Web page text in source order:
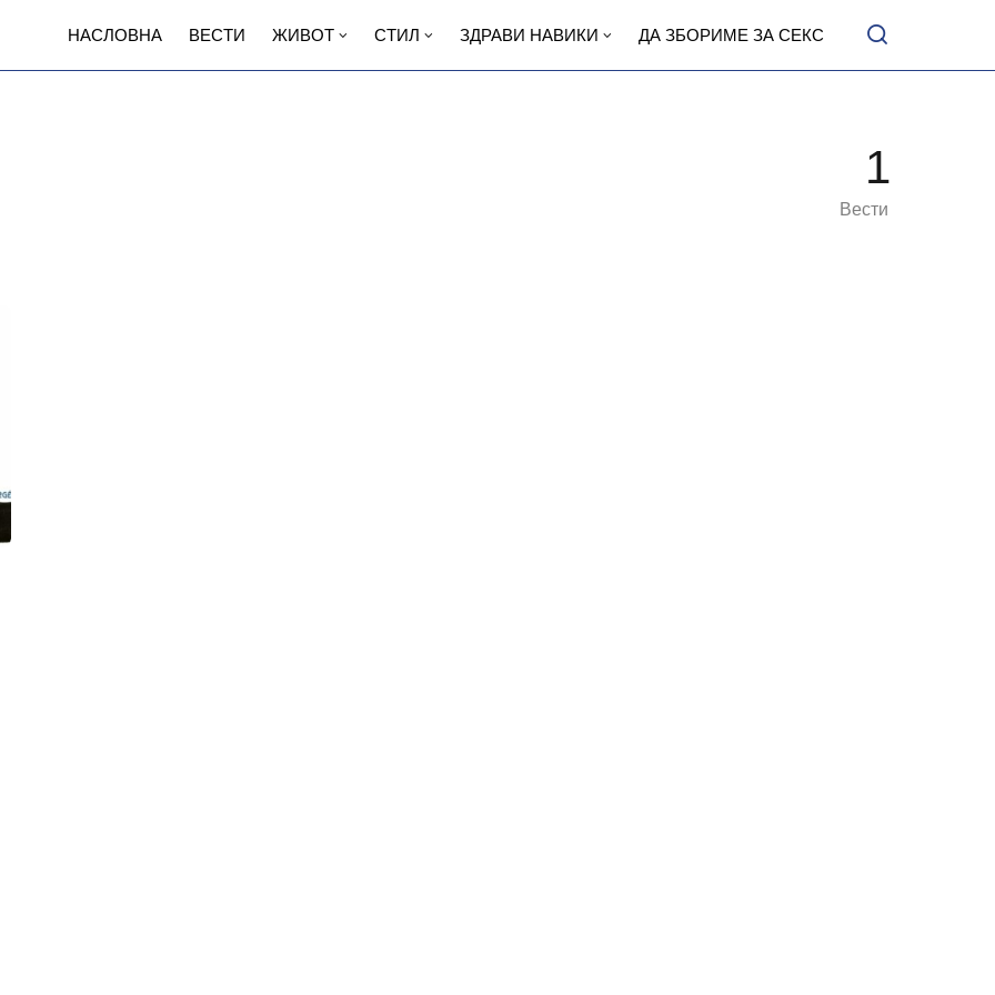
НАСЛОВНА ВЕСТИ ЖИВОТ СТИЛ ЗДРАВИ НАВИКИ ДА ЗБОРИМЕ ЗА СЕКС
1
Вести